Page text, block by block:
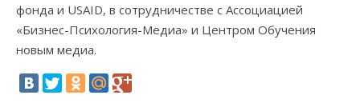
фонда и USAID, в сотрудничестве с Ассоциацией
«Бизнес-Психология-Медиа» и Центром Обучения
новым медиа.